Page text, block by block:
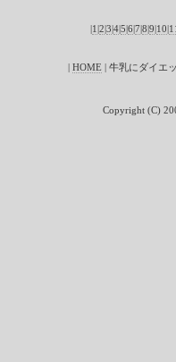
|1|2|3|4|5|6|7|8|9|10|
| HOME | 牛乳にダイエ
Copyright (C)